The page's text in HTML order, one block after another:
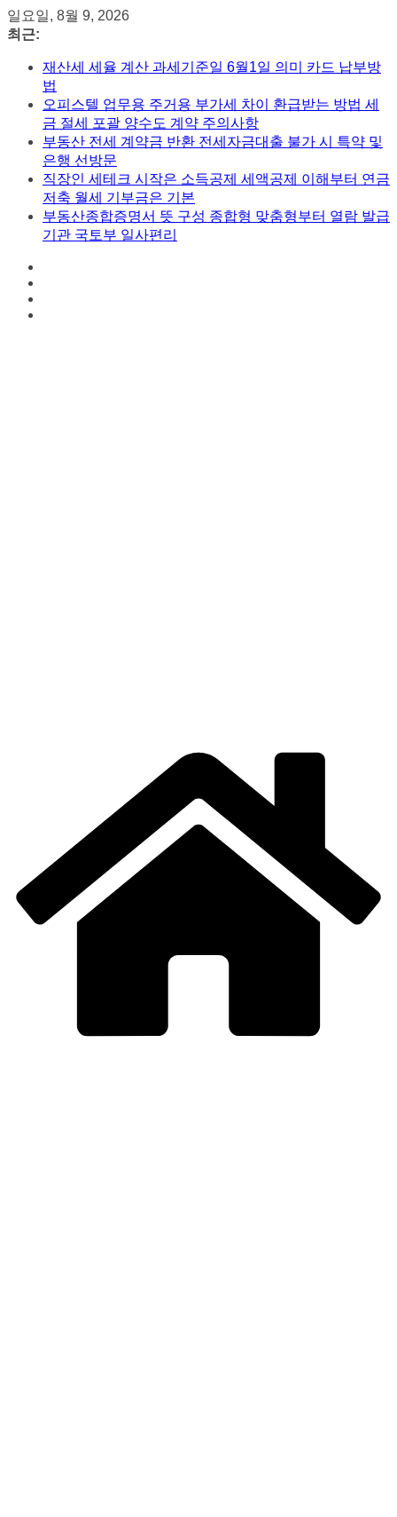
콘
텐
일요일, 8월 9, 2026
최근:
재산세 세율 계산 과세기준일 6월1일 의미 카드 납부방
법
오피스텔 업무용 주거용 부가세 차이 환급받는 방법 세
금 절세 포괄 양수도 계약 주의사항
부동산 전세 계약금 반환 전세자금대출 불가 시 특약 및
은행 선방문
직장인 세테크 시작은 소득공제 세액공제 이해부터 연금
저축 월세 기부금은 기본
부동산종합증명서 뜻 구성 종합형 맞춤형부터 열람 발급
기관 국토부 일사편리